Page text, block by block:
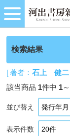
検索結果
[ 著者：石上 健二
該当商品 1件中 1～
並び替え
表示件数